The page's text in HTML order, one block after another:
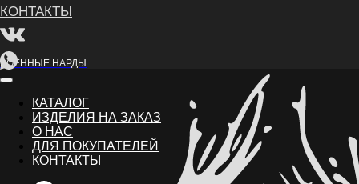
ВОЕННЫЕ НАРДЫ
КАТАЛОГ
ИЗДЕЛИЯ НА ЗАКАЗ
О НАС
ДЛЯ ПОКУПАТЕЛЕЙ
КОНТАКТЫ